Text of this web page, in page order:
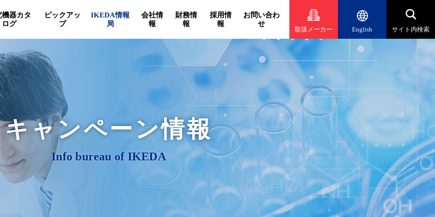
機器カタ
ログ
ピックアッ
プ
IKEDA情報
局
会社情
報
財務情
報
採用情
報
お問い合わ
せ
取扱メーカー English サイト内検索
キャンペーン情報